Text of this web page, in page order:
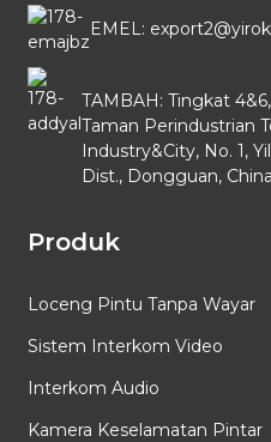
EMEL:
TAMBAH: Tingkat
Taman Perindustrian
Industry&City, No. 1,
Dist., Dongguan, China
Produk
Loceng Pintu Tanpa Wayar
Sistem Interkom Video
Interkom Audio
Kamera Keselamatan Pintar